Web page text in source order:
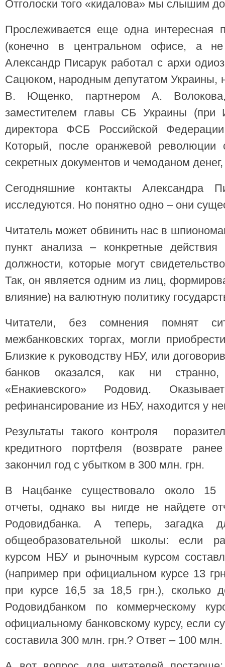
Отголоски того «кидалова» мы слышим
Прослеживается еще одна интересная
(конечно в центральном офисе, а
Александр Писарук работал с архи
Сацюком, народным депутатом Украины,
В. Ющенко, партнером А.
заместителем главы СБ Украины
директора ФСБ Российской
Который, после оранжевой
секретных документов и чемоданом
Сегодняшние контакты Александра
исследуются. Но понятно одно – они
Читатель может обвинить нас в
пункт анализа – конкретные
должности, которые могут
Так, он является одним из лиц,
влияние) на валютную политику
Читатели, без сомнения помнят
межбанковских торгах, могли
Близкие к руководству НБУ, или
банков оказался, как ни
«Енакиевского» Родовид.
рефинансирование из НБУ, находится у
Результаты такого контроля
кредитного портфеля (возврате
закончил год с убытком в 300 млн. грн.
В Нацбанке существовало около 15
отчеты, однако вы нигде не найдете
Родовидбанка. А теперь, загадка
общеобразовательной школы: если
курсом НБУ и рыночным курсом
(например при официальном курсе 13
при курсе 16,5 за 18,5 грн.),
Родовидбанком по коммерческому
официальному банковскому курсу, если
составила 300 млн. грн.? Ответ – 100